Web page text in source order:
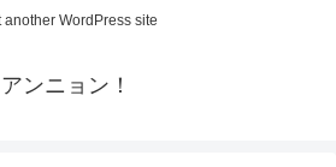
another WordPress site
アンニョン！